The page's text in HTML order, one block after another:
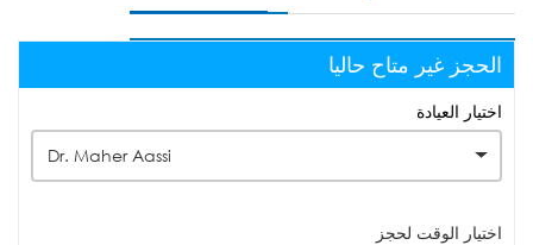
الحجز غير متاح حاليا
اختيار العيادة
Dr. Maher Aassi
اختيار الوقت لحجز